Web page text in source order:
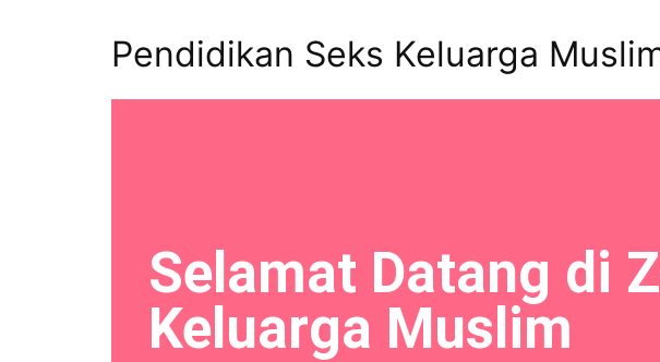
Pendidikan Seks Keluarga
Selamat Datang di
Keluarga Muslim